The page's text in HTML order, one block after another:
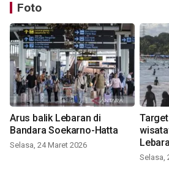
Foto
Arus balik Lebaran di
Bandara Soekarno-Hatta
Selasa, 24 Maret 2026
Selasa,